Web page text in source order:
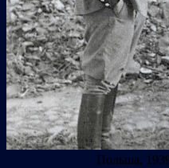
Польша,